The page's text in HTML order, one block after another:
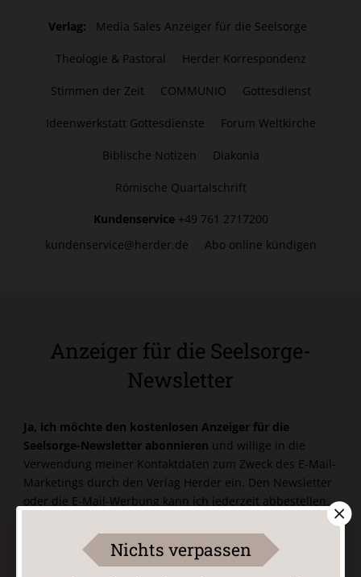
Verlag: Media Sales Anzeiger für die Seelsorge
Theologie & Pastoral Herder Korrespondenz
Stimmen der Zeit COMMUNIO Gottesdienst
Ideenwerkstatt Gottesdienste Forum Weltkirche
Biblische Notizen Diakonia
Römische Quartalschrift
Kundenservice +49 761 2717200
kundenservice@herder.de
Abo online kündigen
Anzeiger für die Seelsorge-
Newsletter
Ja, ich möchte den kostenlosen Anzeiger für die
Seelsorge-Newsletter abonnieren und willige in die
Verwendung meiner Kontaktdaten zum Zweck des E-Mail-
Marketings durch den Verlag Herder ein. Den Newsletter
oder die E-Mail-Werbung kann ich jederzeit abbestellen.
Nutzungsverhalten in Newsletter und E-Mail-Werbung
erfasst und ausgewertet wird, um die Inhalte besser auf
Nichts verpassen